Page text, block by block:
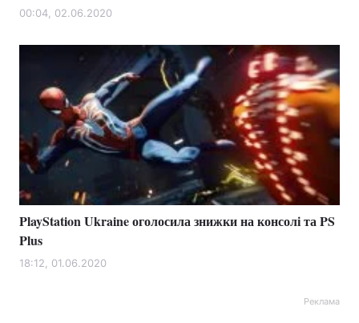
00:04, 02.06.2020
PlayStation Ukraine оголосила знижки на консолі та PS
Plus
18:12, 01.06.2020
Реклама